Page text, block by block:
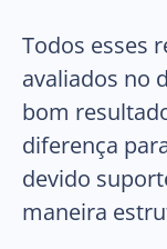
Todos esses
avaliados no
bom
diferença
devido
maneira